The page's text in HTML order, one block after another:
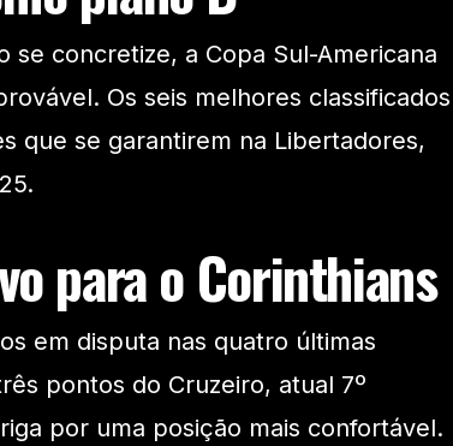
se concretize, a Copa Sul-Americana
Os seis melhores classificados
que se garantirem na Libertadores,
para o Corinthians
em disputa nas quatro últimas
pontos do Cruzeiro, atual 7º
por uma posição mais confortável.